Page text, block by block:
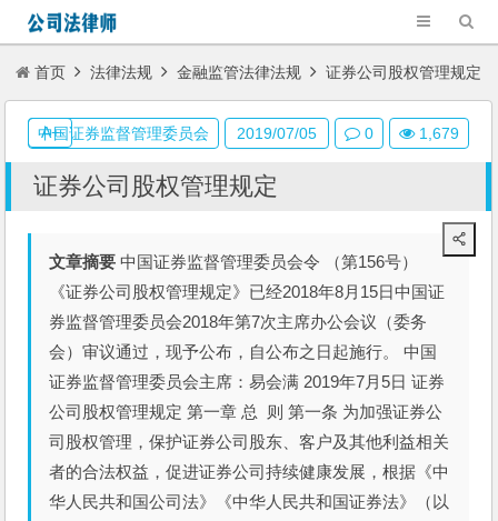
首页 法律法规 金融监管法律法规 证券公司股权管理规定
证券公司股权管理规定
文章摘要 中国证券监督管理委员会令 （第156号）
《证券公司股权管理规定》已经2018年8月15日中国证
券监督管理委员会2018年第7次主席办公会议（委务
会）审议通过，现予公布，自公布之日起施行。 中国
证券监督管理委员会主席：易会满 2019年7月5日 证券
公司股权管理规定 第一章 总 则 第一条 为加强证券公
司股权管理，保护证券公司股东、客户及其他利益相关
者的合法权益，促进证券公司持续健康发展，根据《中
华人民共和国公司法》《中华人民共和国证券法》（以
中国证券监督管理委员会 2019/07/05 0 1,679
A+